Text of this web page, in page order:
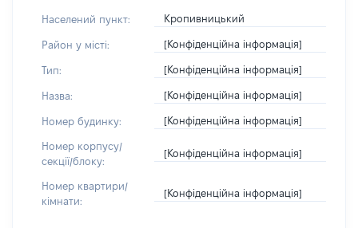
Населений пункт: Кропивницький
Район у місті: [Конфіденційна інформація]
Тип: [Конфіденційна інформація]
Назва: [Конфіденційна інформація]
Номер будинку: [Конфіденційна інформація]
Номер корпусу/
секції/блоку:
[Конфіденційна інформація]
Номер квартири/
кімнати:
[Конфіденційна інформація]